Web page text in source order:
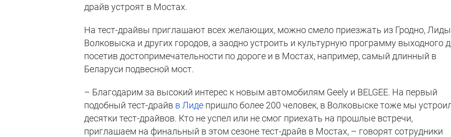
драйв устроят в Мостах.
На тест-драйвы приглашают всех желающих, можно смело приезжать из Гродно,
Волковыска и других городов, а заодно устроить и культурную программу выходного
посетив достопримечательности по дороге и в Мостах, например, самый длинный в
Беларуси подвесной мост.
– Благодарим за высокий интерес к новым автомобилям Geely и BELGEE. На первый
подобный тест-драйв в Лиде пришло более 200 человек, в Волковыске тоже мы
десятки тест-драйвов. Кто не успел или не смог приехать на прошлые встречи,
приглашаем на финальный в этом сезоне тест-драйв в Мостах, – говорят сотрудники